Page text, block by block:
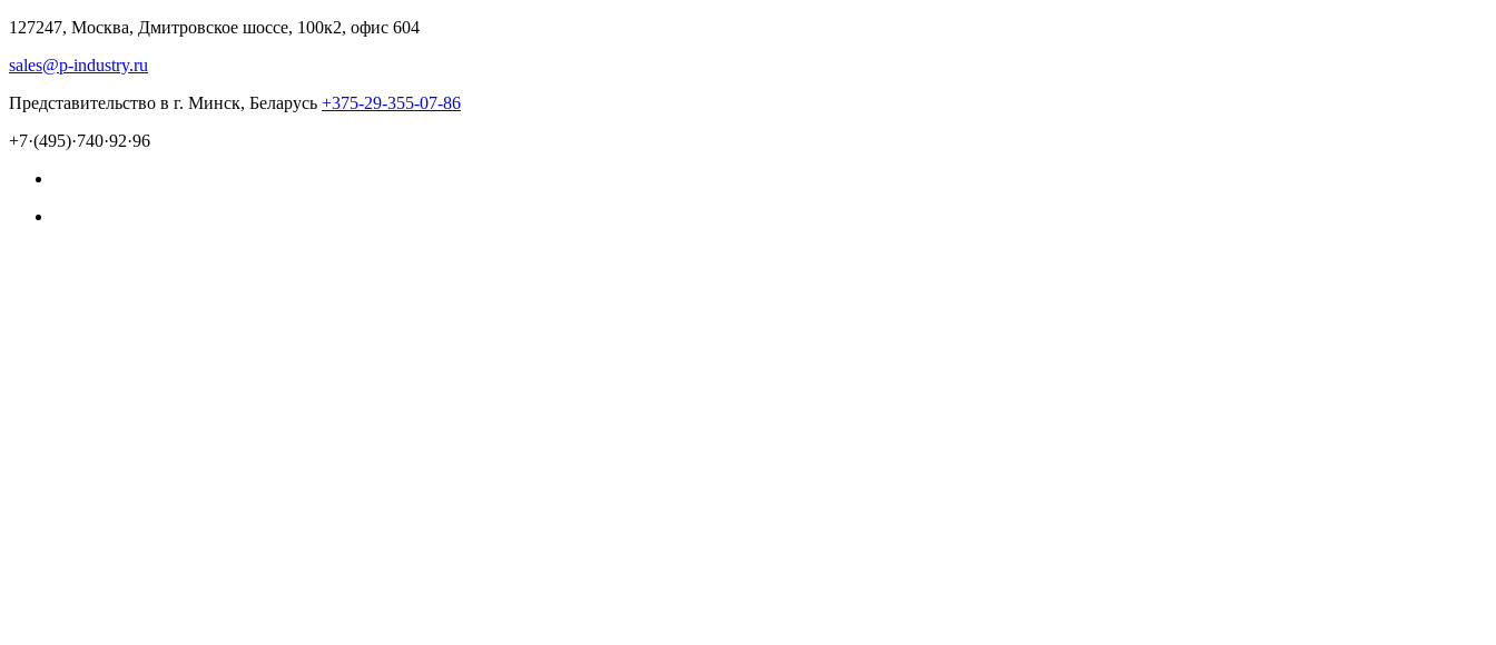
127247, Москва, Дмитровское шоссе, 100к2, офис 604
sales@p-industry.ru
Представительство в г. Минск, Беларусь +375-29-355-07-86
+7·(495)·740·92·96